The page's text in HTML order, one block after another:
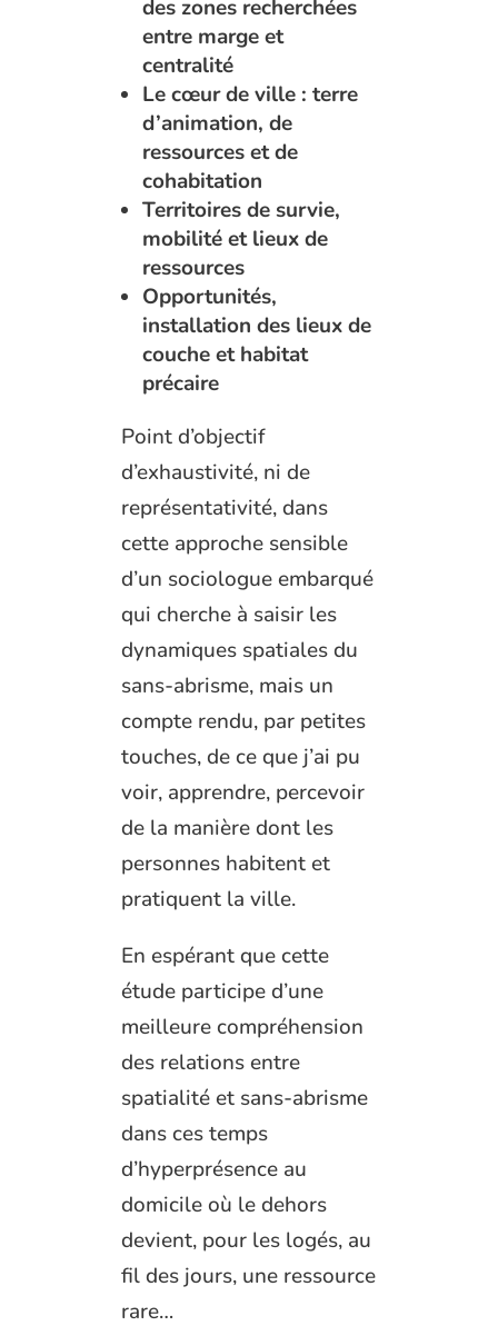
des zones recherchées
entre marge et
centralité
Le cœur de ville : terre
d’animation, de
ressources et de
cohabitation
Territoires de survie,
mobilité et lieux de
ressources
Opportunités,
installation des lieux de
couche et habitat
précaire
Point d’objectif
d’exhaustivité, ni de
représentativité, dans
cette approche sensible
d’un sociologue embarqué
qui cherche à saisir les
dynamiques spatiales du
sans-abrisme, mais un
compte rendu, par petites
touches, de ce que j’ai pu
voir, apprendre, percevoir
de la manière dont les
personnes habitent et
pratiquent la ville.
En espérant que cette
étude participe d’une
meilleure compréhension
des relations entre
spatialité et sans-abrisme
dans ces temps
d’hyperprésence au
domicile où le dehors
devient, pour les logés, au
fil des jours, une ressource
rare…